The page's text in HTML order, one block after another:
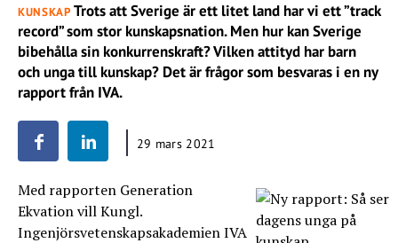
KUNSKAP Trots att Sverige är ett litet land har vi ett ”track
record” som stor kunskapsnation. Men hur kan Sverige
bibehålla sin konkurrenskraft? Vilken attityd har barn
och unga till kunskap? Det är frågor som besvaras i en ny
rapport från IVA.
29 mars 2021
Med rapporten Generation
Ekvation vill Kungl.
Ingenjörsvetenskapsakademien IVA